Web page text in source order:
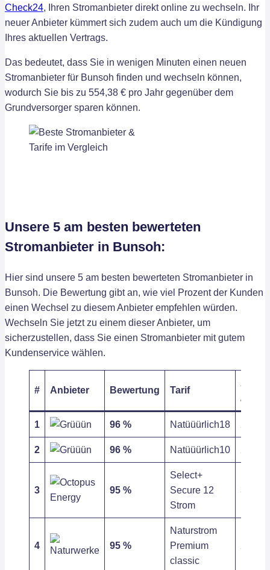
Check24, Ihren Stromanbieter direkt online zu wechseln. Ihr
neuer Anbieter kümmert sich zudem auch um die Kündigung
Ihres aktuellen Vertrags.
Das bedeutet, dass Sie in wenigen Minuten einen neuen
Stromanbieter für Bunsoh finden und wechseln können,
wodurch Sie bis zu 554,38 € pro Jahr gegenüber dem
Grundversorger sparen können.
Unsere 5 am besten bewerteten
Stromanbieter in Bunsoh:
Hier sind unsere 5 am besten bewerteten Stromanbieter in
Bunsoh. Die Bewertung gibt an, wie viel Prozent der Kunden
einen Wechsel zu diesem Anbieter empfehlen würden.
Wechseln Sie jetzt zu einem dieser Anbieter, um
sicherzustellen, dass Sie einen Stromanbieter mit gutem
Kundenservice wählen.
# Anbieter Bewertung Tarif
/ kWh
1 96 % Natüüürlich18
2 96 % Natüüürlich10
3 95 %
Select+
Secure 12
Strom
31,83
4 95 %
Naturstrom
Premium
classic